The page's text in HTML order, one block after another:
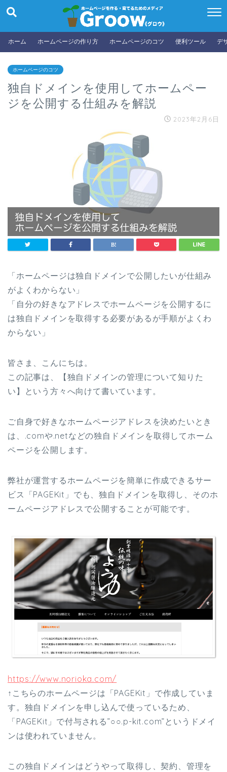
ホーム ホームページの作り方 ホームページのコツ 便利ツール デ
ホームページのコツ
独自ドメインを使用してホームペー
ジを公開する仕組みを解説
2023年2月6日
「ホームページは独自ドメインで公開したいが仕組み
がよくわからない」
「自分の好きなアドレスでホームページを公開するに
は独自ドメインを取得する必要があるが手順がよくわ
からない」
皆さま、こんにちは。
この記事は、【独自ドメインの管理について知りた
い】という方々へ向けて書いています。
ご自身で好きなホームページアドレスを決めたいとき
は、.comや.netなどの独自ドメインを取得してホーム
ページを公開します。
弊社が運営するホームページを簡単に作成できるサー
ビス「PAGEKit」でも、独自ドメインを取得し、そのホ
ームページアドレスで公開することが可能です。
https://www.norioka.com/
↑こちらのホームページは「PAGEKit」で作成していま
す。独自ドメインを申し込んで使っているため、
「PAGEKit」で付与される”○○.p-kit.com”というドメイ
ンは使われていません。
この独自ドメインはどうやって取得し、契約、管理を